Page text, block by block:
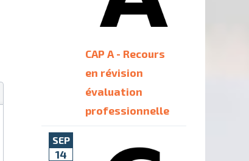
CAP A - Recours
en révision
évaluation
professionnelle
SEP
14